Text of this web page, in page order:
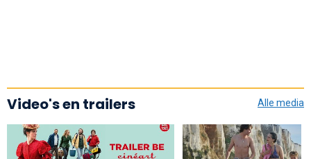
Video's en trailers Alle media